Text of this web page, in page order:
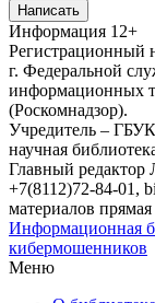
Написать
Информация 12+
г. Федеральной
информационных
(Роскомнадзор).
Учредитель – ГБУК
научная
Главный редактор
+7(8112)72-84-01,
материалов
Информационная
кибермошенников
Меню